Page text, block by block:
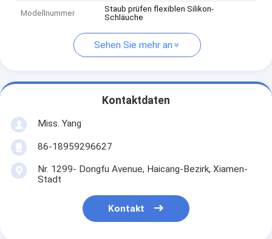
Modellnummer
Staub prüfen flexiblen Silikon-
Schläuche
Sehen Sie mehr an
Kontaktdaten
Miss. Yang
86-18959296627
Nr. 1299- Dongfu Avenue, Haicang-Bezirk, Xiamen-
Stadt
Kontakt